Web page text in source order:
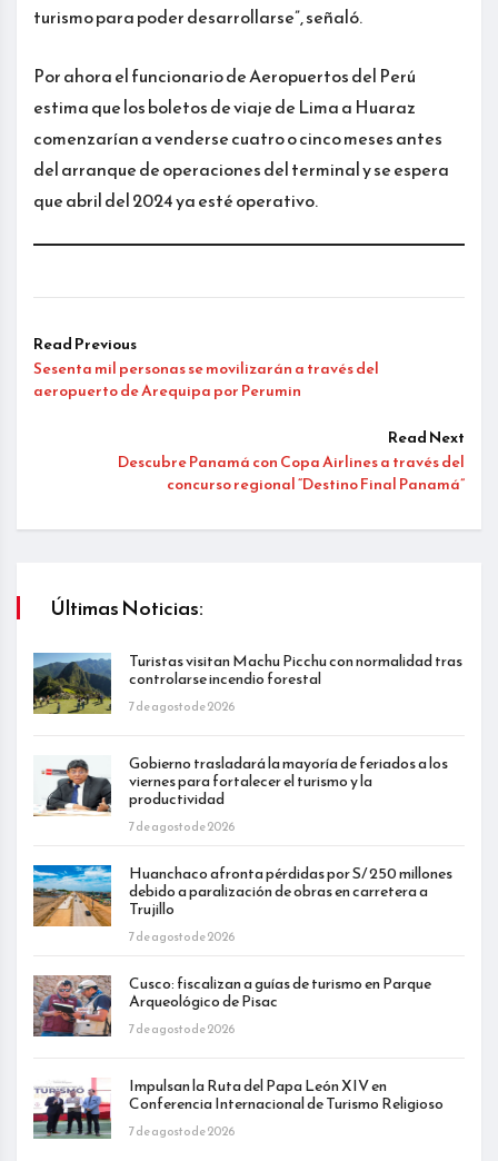
turismo para poder desarrollarse”, señaló.
Por ahora el funcionario de Aeropuertos del Perú
estima que los boletos de viaje de Lima a Huaraz
comenzarían a venderse cuatro o cinco meses antes
del arranque de operaciones del terminal y se espera
que abril del 2024 ya esté operativo.
Read Previous
Sesenta mil personas se movilizarán a través del
aeropuerto de Arequipa por Perumin
Read Next
Descubre Panamá con Copa Airlines a través del
concurso regional “Destino Final Panamá”
Últimas Noticias:
Turistas visitan Machu Picchu con normalidad tras
controlarse incendio forestal
7 de agosto de 2026
Gobierno trasladará la mayoría de feriados a los
viernes para fortalecer el turismo y la
productividad
7 de agosto de 2026
Huanchaco afronta pérdidas por S/ 250 millones
debido a paralización de obras en carretera a
Trujillo
7 de agosto de 2026
Cusco: fiscalizan a guías de turismo en Parque
Arqueológico de Pisac
7 de agosto de 2026
Impulsan la Ruta del Papa León XIV en
Conferencia Internacional de Turismo Religioso
7 de agosto de 2026